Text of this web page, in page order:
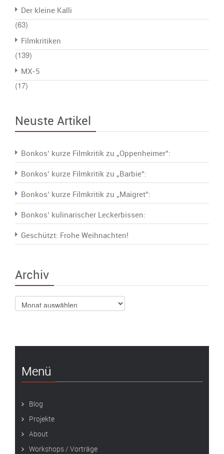
Der kleine Kalli
(63)
Filmkritiken
(139)
MX-5
(17)
Neuste Artikel
Bonkos‘ kurze Filmkritik zu „Oppenheimer“:
Bonkos‘ kurze Filmkritik zu „Barbie“:
Bonkos‘ kurze Filmkritik zu „Maigret“:
Bonkos‘ kulinarischer Leckerbissen:
Geschützt: Frohe Weihnachten!
Archiv
Archiv
Menü
Blog
Projekte
About
Workshops / Vorträge